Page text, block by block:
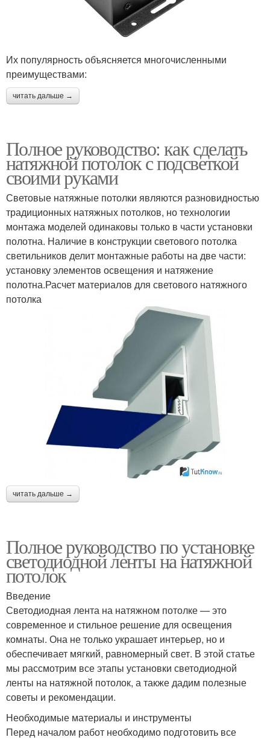
Их популярность объясняется многочисленными
преимуществами:
читать дальше →
Полное руководство: как сделать
натяжной потолок с подсветкой
своими руками
Световые натяжные потолки являются разновидностью
традиционных натяжных потолков, но технологии
монтажа моделей одинаковы только в части установки
полотна. Наличие в конструкции светового потолка
светильников делит монтажные работы на две части:
установку элементов освещения и натяжение
полотна.Расчет материалов для светового натяжного
потолка
читать дальше →
Полное руководство по установке
светодиодной ленты на натяжной
потолок
Введение
Светодиодная лента на натяжном потолке — это
современное и стильное решение для освещения
комнаты. Она не только украшает интерьер, но и
обеспечивает мягкий, равномерный свет. В этой статье
мы рассмотрим все этапы установки светодиодной
ленты на натяжной потолок, а также дадим полезные
советы и рекомендации.
Необходимые материалы и инструменты
Перед началом работ необходимо подготовить все